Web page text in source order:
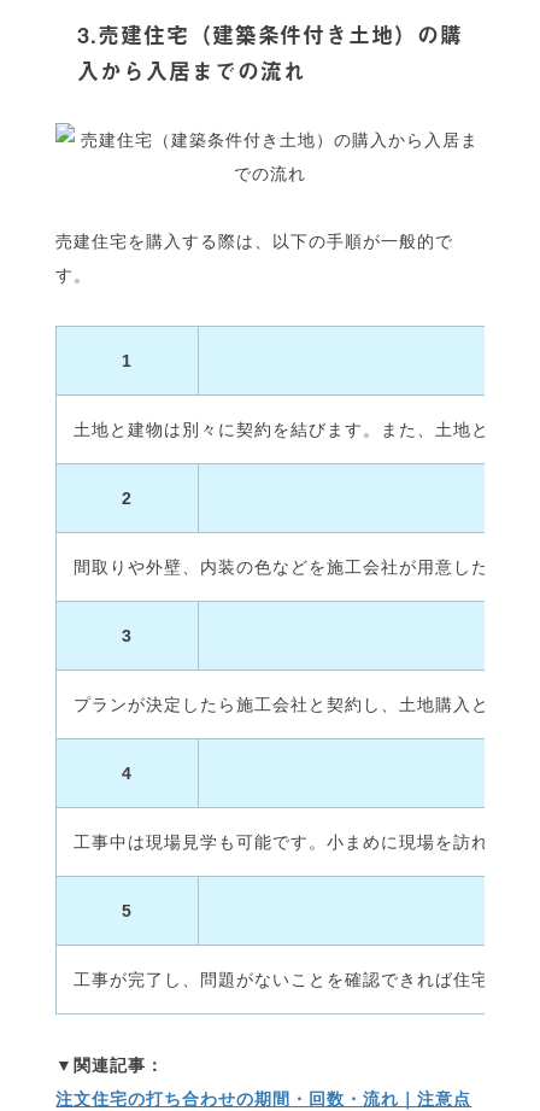
3.売建住宅（建築条件付き土地）の購
入から入居までの流れ
売建住宅を購入する際は、以下の手順が一般的で
す。
1
土地と建物は別々に契約を結びます。また、土地と建物
2
間取りや外壁、内装の色などを施工会社が用意したプ
3
プランが決定したら施工会社と契約し、土地購入とは
4
工事中は現場見学も可能です。小まめに現場を訪れてチ
5
工事が完了し、問題がないことを確認できれば住宅の引
注文住宅の打ち合わせの期間・回数・流れ｜注意点